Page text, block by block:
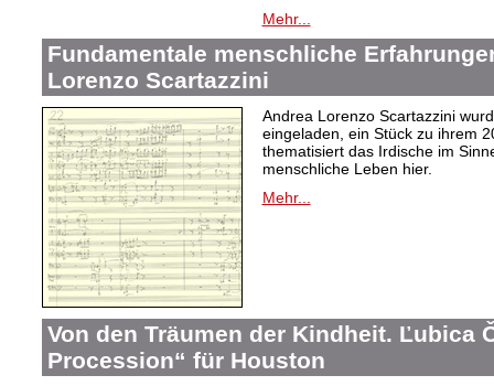
Mehr...
Fundamentale menschliche
Lorenzo Scartazzini
Andrea Lorenzo Scartazzini
eingeladen, ein Stück zu ihrem
thematisiert das Irdische im
menschliche Leben hier.
Mehr...
Von den Träumen der Kindheit. Ľubica
Procession“ für Houston